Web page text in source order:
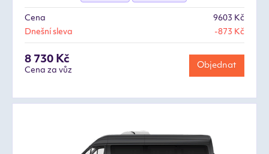
Cena
9603 Kč
Dnešní sleva
-873 Kč
8 730 Kč
Cena za vůz
Objednat